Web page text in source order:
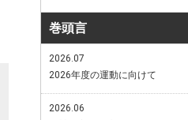
巻頭言
2026.07
2026年度の運動に向けて
2026.06